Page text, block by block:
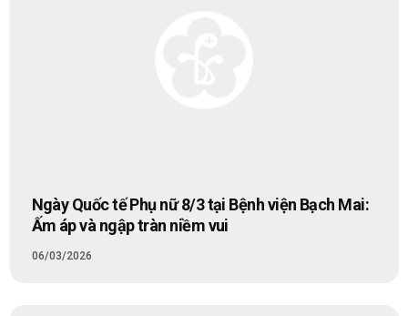
Ngày Quốc tế Phụ nữ 8/3 tại Bệnh viện Bạch Mai:
Ấm áp và ngập tràn niềm vui
06/03/2026